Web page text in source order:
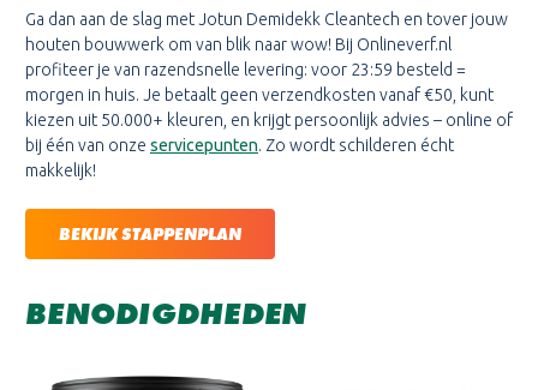
Ga dan aan de slag met Jotun Demidekk Cleantech en tover jouw
houten bouwwerk om van blik naar wow! Bij Onlineverf.nl
profiteer je van razendsnelle levering: voor 23:59 besteld =
morgen in huis. Je betaalt geen verzendkosten vanaf €50, kunt
kiezen uit 50.000+ kleuren, en krijgt persoonlijk advies – online of
bij één van onze servicepunten. Zo wordt schilderen écht
makkelijk!
BEKIJK STAPPENPLAN
BENODIGDHEDEN